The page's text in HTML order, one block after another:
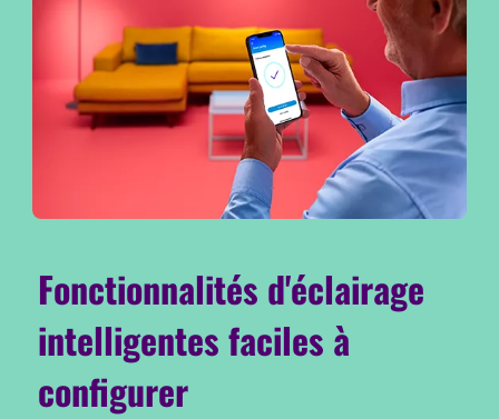
Fonctionnalités d'éclairage
intelligentes faciles à
configurer